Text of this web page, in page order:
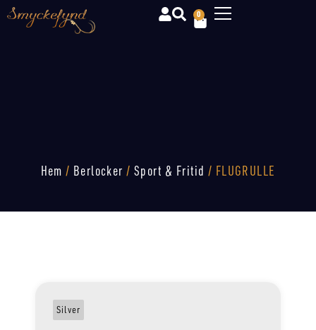
0
Hem / Berlocker / Sport & Fritid / FLUGRULLE
Silver